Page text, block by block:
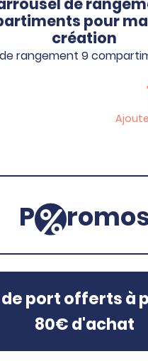
pour
création
rangement 9
P
de port offerts à
80€ d'achat